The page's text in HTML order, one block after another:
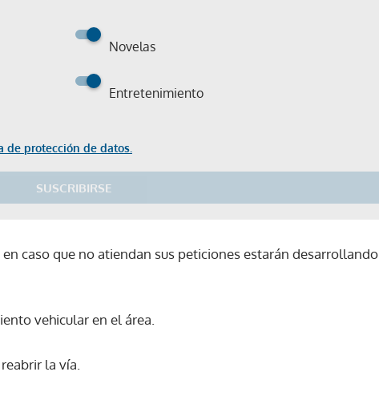
Novelas
Entretenimiento
de protección de datos.
SUSCRIBIRSE
caso que no atiendan sus peticiones estarán desarrollando
vehicular en el área.
la vía.